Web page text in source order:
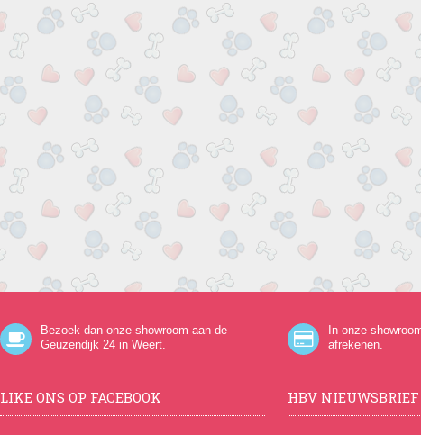
Bezoek dan onze showroom aan de
Geuzendijk 24in Weert.
In onze
afrekenen.
LIKE ONS OP FACEBOOK HBV NIEUWSBRIEF